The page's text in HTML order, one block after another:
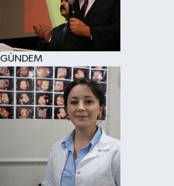
GÜNDEM
Tüm Manşetler
Son Dakika Haberleri
Haber Arşivi